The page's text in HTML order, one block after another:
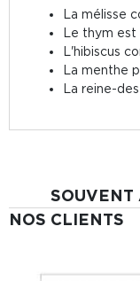
La mélisse
Le thym est
L'hibiscus
La menthe
La reine-
SOUVENT
NOS CLIENTS